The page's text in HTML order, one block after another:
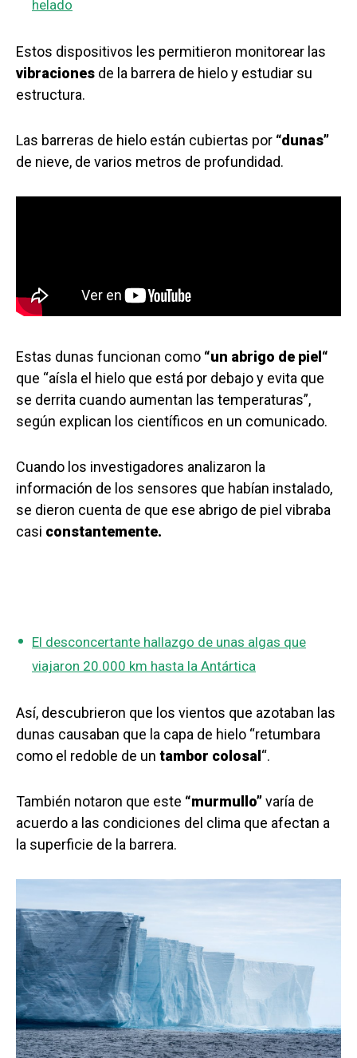
helado
Estos dispositivos les permitieron monitorear las
vibraciones de la barrera de hielo y estudiar su
estructura.
Las barreras de hielo están cubiertas por “dunas”
de nieve, de varios metros de profundidad.
Estas dunas funcionan como “un abrigo de piel “
que “aísla el hielo que está por debajo y evita que
se derrita cuando aumentan las temperaturas”,
según explican los científicos en un comunicado.
Cuando los investigadores analizaron la
información de los sensores que habían instalado,
se dieron cuenta de que ese abrigo de piel vibraba
casi constantemente.
El desconcertante hallazgo de unas algas que
viajaron 20.000 km hasta la Antártica
Así, descubrieron que los vientos que azotaban las
dunas causaban que la capa de hielo “retumbara
como el redoble de un tambor colosal “.
También notaron que este “murmullo”varía de
acuerdo a las condiciones del clima que afectan a
la superficie de la barrera.